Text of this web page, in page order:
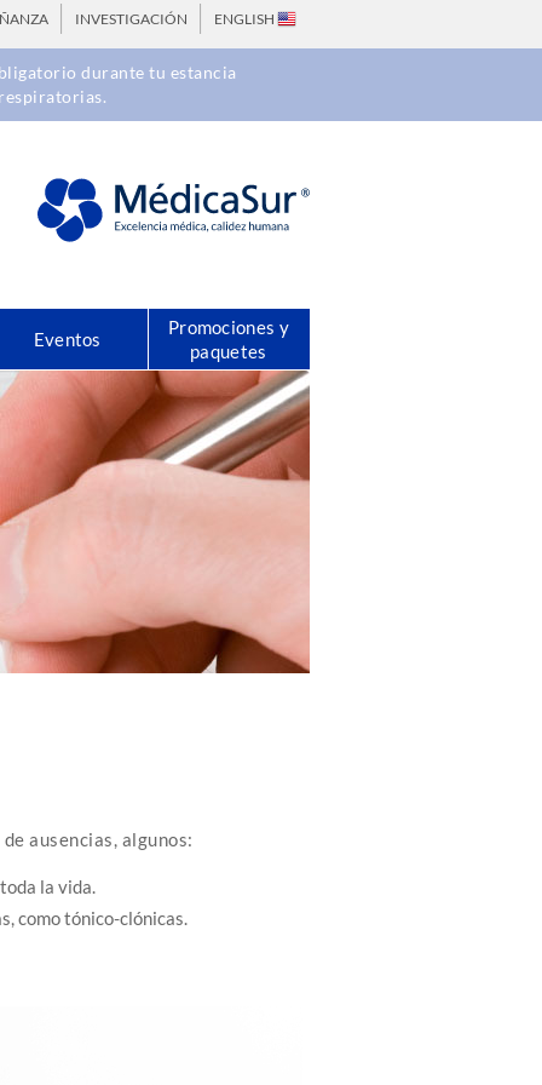
INVESTIGACIÓN ENGLISH
durante tu estancia
Eventos
Promociones y
paquetes
ausencias, algunos:
la vida.
como tónico-clónicas.